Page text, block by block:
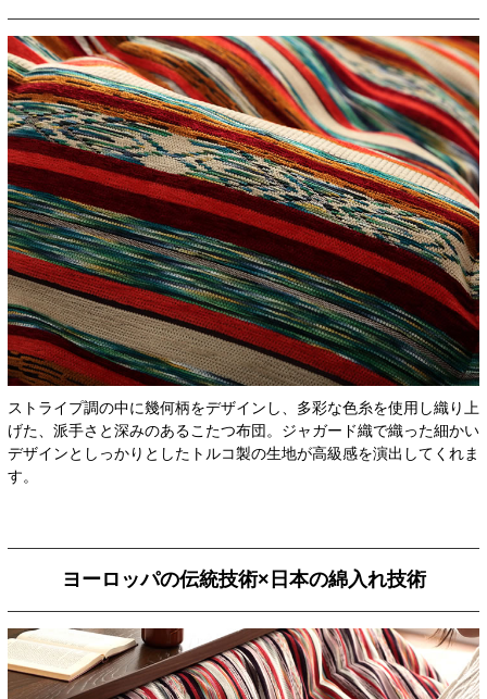
ストライプ調の中に幾何柄をデザインし、多彩な色糸を使用し織り上
げた、派手さと深みのあるこたつ布団。ジャガード織で織った細かい
デザインとしっかりとしたトルコ製の生地が高級感を演出してくれま
す。
ヨーロッパの伝統技術×日本の綿入れ技術